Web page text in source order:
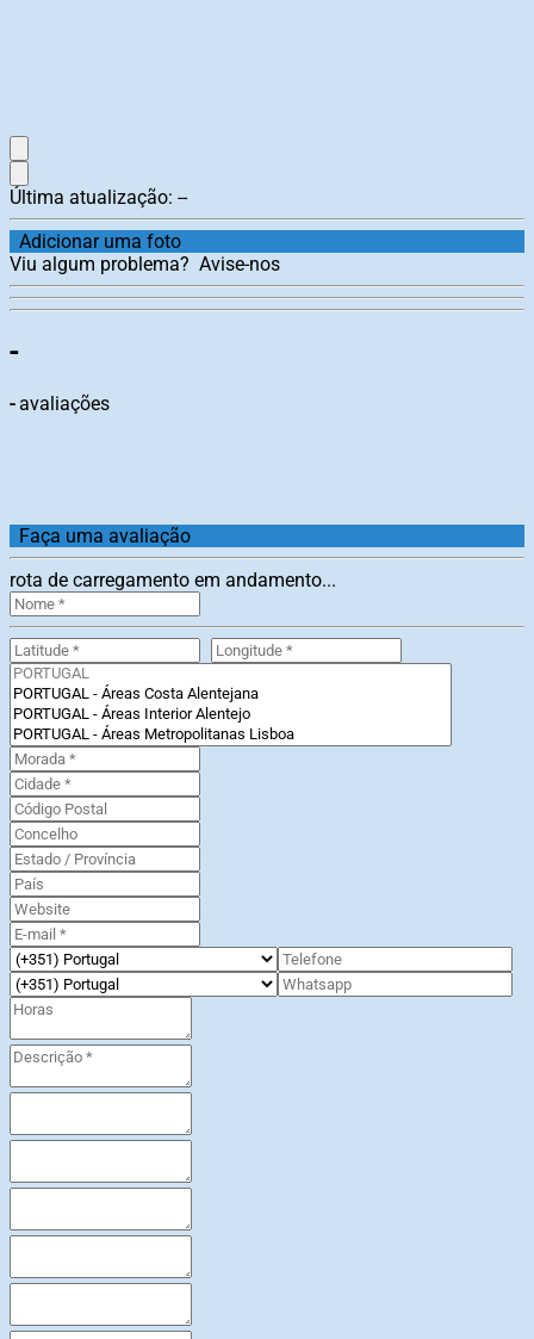
Última atualização: --
Adicionar uma foto
Viu algum problema? Avise-nos
-
-avaliações
Faça uma avaliação
rota de carregamento em andamento...